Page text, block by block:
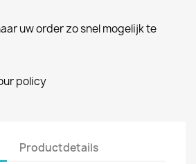
uw order zo snel mogelijk te
policy
Productdetails